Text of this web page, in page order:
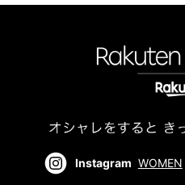
Instagram WOMEN